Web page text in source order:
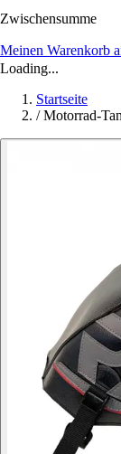
Zwischensumme
Meinen Warenkorb
Loading...
Startseite
/ Motorrad-